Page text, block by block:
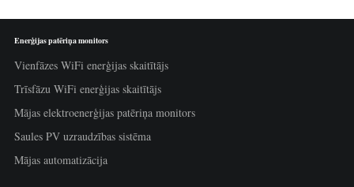
Enerģijas patēriņa monitors
Vienfāzes WiFi enerģijas skaitītājs
Trīsfāzu WiFi enerģijas skaitītājs
Mājas elektroenerģijas patēriņa monitors
Saules PV uzraudzības sistēma
Mājas automatizācija